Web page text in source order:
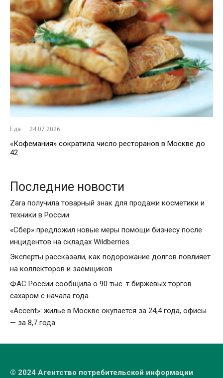
Еда · 24.07.2026
«Кофемания» сократила число ресторанов в Москве до
42
Последние новости
Zara получила товарный знак для продажи косметики и
техники в России
«Сбер» предложил новые меры помощи бизнесу после
инцидентов на складах Wildberries
Эксперты рассказали, как подорожание долгов повлияет
на коллекторов и заемщиков
ФАС России сообщила о 90 тыс. т биржевых торгов
сахаром с начала года
«Accent»: жилье в Москве окупается за 24,4 года, офисы
— за 8,7 года
© 2024 Агентство потребительской информации